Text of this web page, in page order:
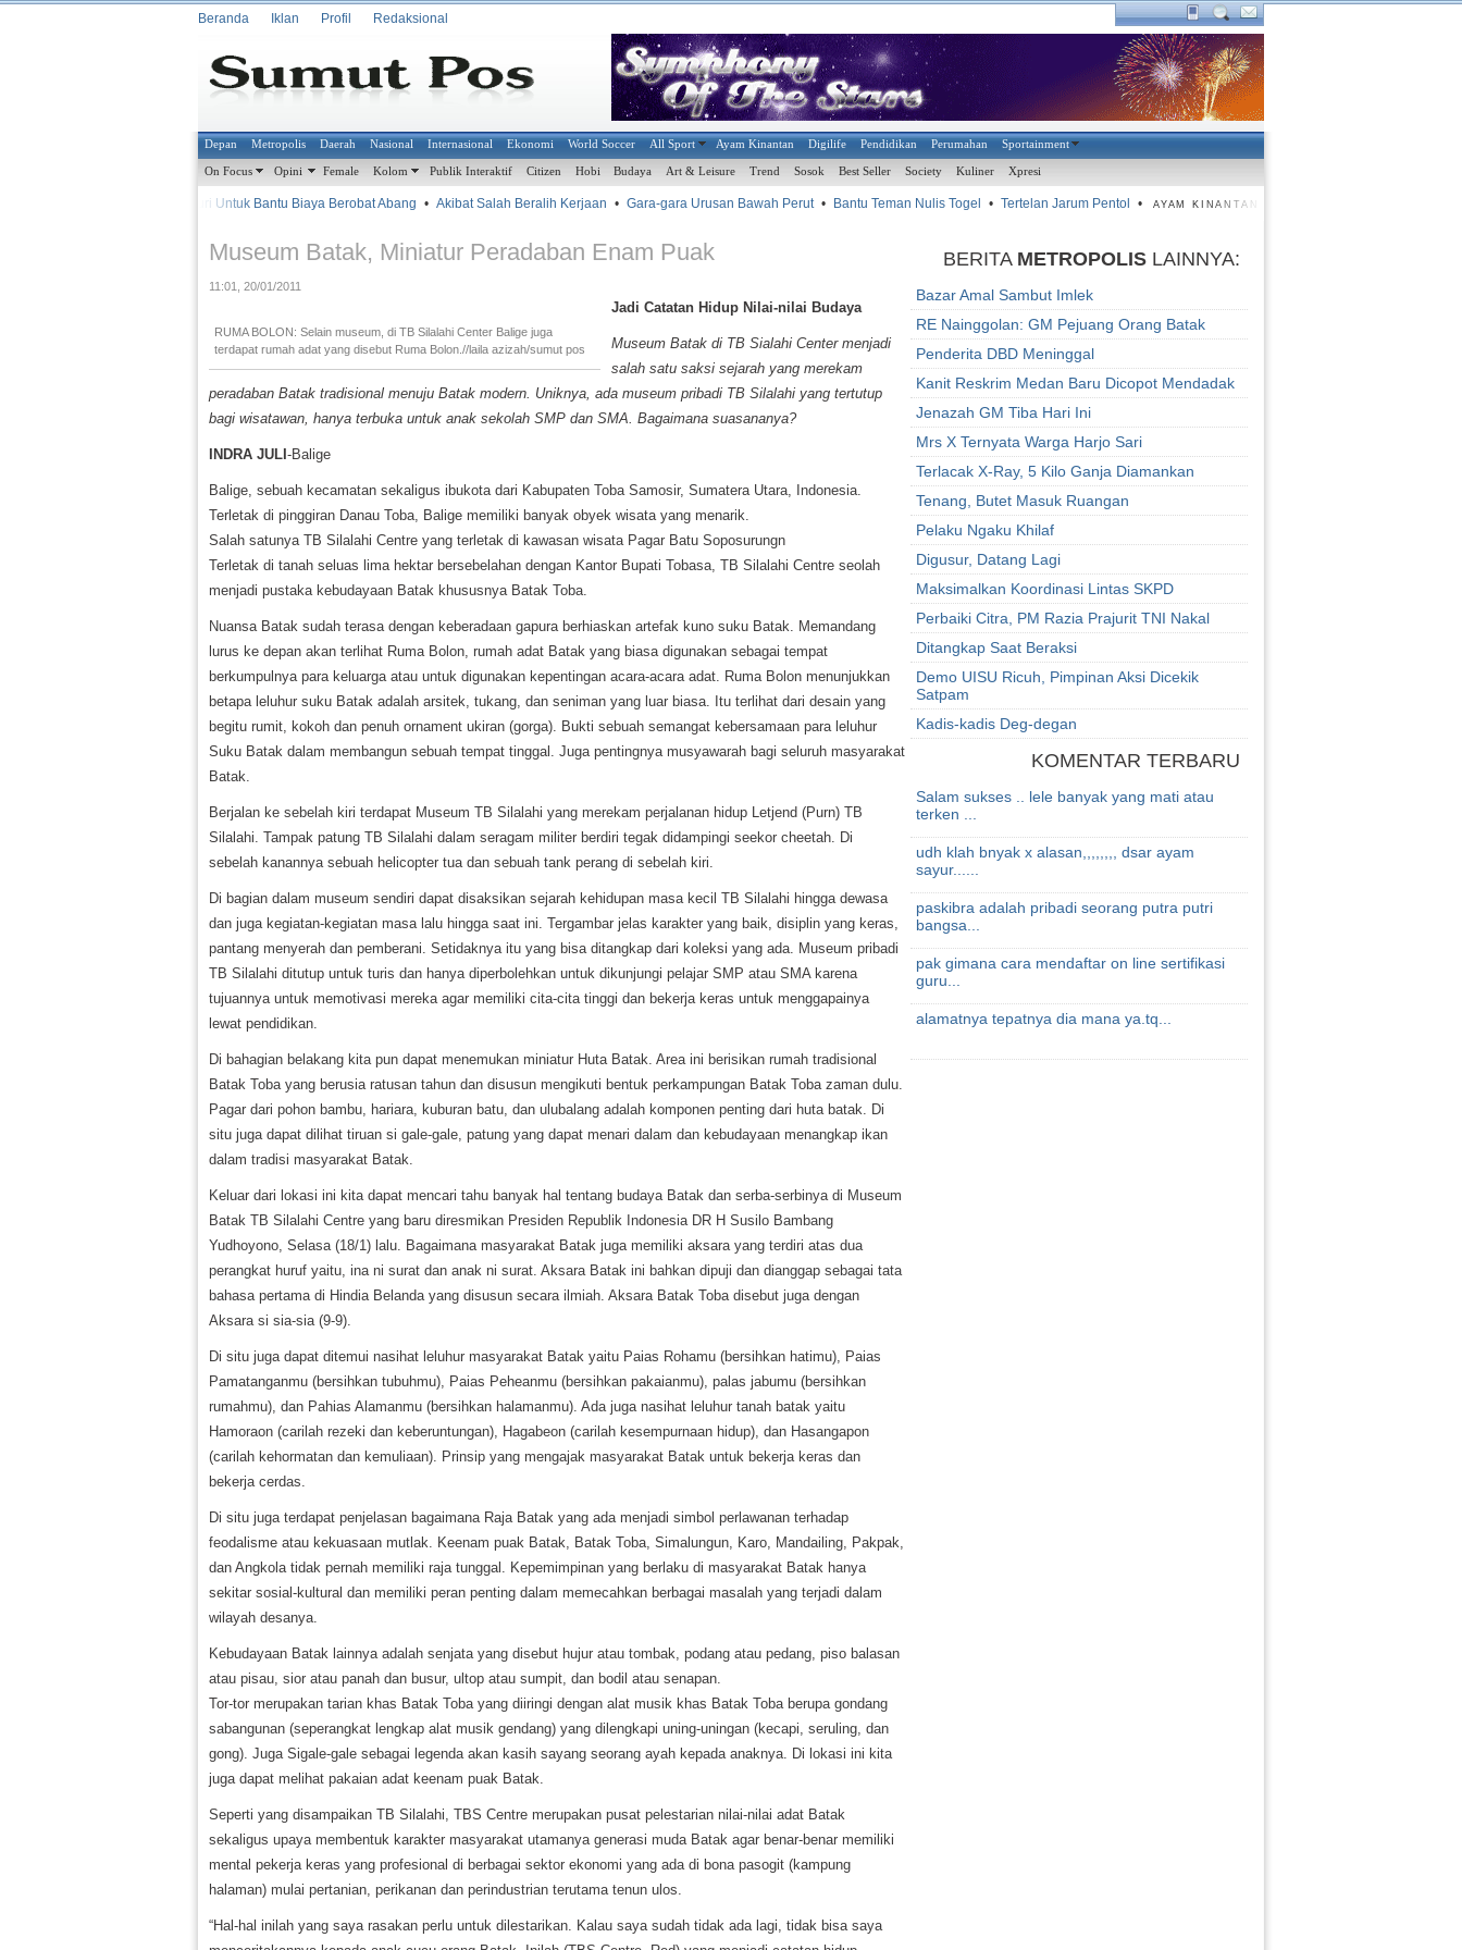
Beranda Iklan Profil Redaksional
Depan Metropolis Daerah Nasional Internasional Ekonomi World Soccer All Sport Ayam Kinantan Digilife Pendidikan Perumahan Sportainment
On Focus Opini Female Kolom Publik Interaktif Citizen Hobi Budaya Art & Leisure Trend Sosok Best Seller Society Kuliner Xpresi
Mencuri Untuk Bantu Biaya Berobat Abang • Akibat Salah Beralih Kerjaan • Gara-gara Urusan Bawah Perut • Bantu Teman Nulis Togel • Tertelan Jarum Pentol • AYAM KINANTAN
Museum Batak, Miniatur Peradaban Enam Puak
11:01, 20/01/2011
RUMA BOLON: Selain museum, di TB Silalahi Center Balige juga
terdapat rumah adat yang disebut Ruma Bolon.//laila azizah/sumut pos
Jadi Catatan Hidup Nilai-nilai Budaya
Museum Batak di TB Sialahi Center menjadi
salah satu saksi sejarah yang merekam
peradaban Batak tradisional menuju Batak modern. Uniknya, ada museum pribadi TB Silalahi yang tertutup
bagi wisatawan, hanya terbuka untuk anak sekolah SMP dan SMA. Bagaimana suasananya?
INDRA JULI -Balige
Balige, sebuah kecamatan sekaligus ibukota dari Kabupaten Toba Samosir, Sumatera Utara, Indonesia.
Terletak di pinggiran Danau Toba, Balige memiliki banyak obyek wisata yang menarik.
Salah satunya TB Silalahi Centre yang terletak di kawasan wisata Pagar Batu Soposurungn
Terletak di tanah seluas lima hektar bersebelahan dengan Kantor Bupati Tobasa, TB Silalahi Centre seolah
menjadi pustaka kebudayaan Batak khususnya Batak Toba.
Nuansa Batak sudah terasa dengan keberadaan gapura berhiaskan artefak kuno suku Batak. Memandang
lurus ke depan akan terlihat Ruma Bolon, rumah adat Batak yang biasa digunakan sebagai tempat
berkumpulnya para keluarga atau untuk digunakan kepentingan acara-acara adat. Ruma Bolon menunjukkan
betapa leluhur suku Batak adalah arsitek, tukang, dan seniman yang luar biasa. Itu terlihat dari desain yang
begitu rumit, kokoh dan penuh ornament ukiran (gorga). Bukti sebuah semangat kebersamaan para leluhur
Suku Batak dalam membangun sebuah tempat tinggal. Juga pentingnya musyawarah bagi seluruh masyarakat
Batak.
Berjalan ke sebelah kiri terdapat Museum TB Silalahi yang merekam perjalanan hidup Letjend (Purn) TB
Silalahi. Tampak patung TB Silalahi dalam seragam militer berdiri tegak didampingi seekor cheetah. Di
sebelah kanannya sebuah helicopter tua dan sebuah tank perang di sebelah kiri.
Di bagian dalam museum sendiri dapat disaksikan sejarah kehidupan masa kecil TB Silalahi hingga dewasa
dan juga kegiatan-kegiatan masa lalu hingga saat ini. Tergambar jelas karakter yang baik, disiplin yang keras,
pantang menyerah dan pemberani. Setidaknya itu yang bisa ditangkap dari koleksi yang ada. Museum pribadi
TB Silalahi ditutup untuk turis dan hanya diperbolehkan untuk dikunjungi pelajar SMP atau SMA karena
tujuannya untuk memotivasi mereka agar memiliki cita-cita tinggi dan bekerja keras untuk menggapainya
lewat pendidikan.
Di bahagian belakang kita pun dapat menemukan miniatur Huta Batak. Area ini berisikan rumah tradisional
Batak Toba yang berusia ratusan tahun dan disusun mengikuti bentuk perkampungan Batak Toba zaman dulu.
Pagar dari pohon bambu, hariara, kuburan batu, dan ulubalang adalah komponen penting dari huta batak. Di
situ juga dapat dilihat tiruan si gale-gale, patung yang dapat menari dalam dan kebudayaan menangkap ikan
dalam tradisi masyarakat Batak.
Keluar dari lokasi ini kita dapat mencari tahu banyak hal tentang budaya Batak dan serba-serbinya di Museum
Batak TB Silalahi Centre yang baru diresmikan Presiden Republik Indonesia DR H Susilo Bambang
Yudhoyono, Selasa (18/1) lalu. Bagaimana masyarakat Batak juga memiliki aksara yang terdiri atas dua
perangkat huruf yaitu, ina ni surat dan anak ni surat. Aksara Batak ini bahkan dipuji dan dianggap sebagai tata
bahasa pertama di Hindia Belanda yang disusun secara ilmiah. Aksara Batak Toba disebut juga dengan
Aksara si sia-sia (9-9).
Di situ juga dapat ditemui nasihat leluhur masyarakat Batak yaitu Paias Rohamu (bersihkan hatimu), Paias
Pamatanganmu (bersihkan tubuhmu), Paias Peheanmu (bersihkan pakaianmu), palas jabumu (bersihkan
rumahmu), dan Pahias Alamanmu (bersihkan halamanmu). Ada juga nasihat leluhur tanah batak yaitu
Hamoraon (carilah rezeki dan keberuntungan), Hagabeon (carilah kesempurnaan hidup), dan Hasangapon
(carilah kehormatan dan kemuliaan). Prinsip yang mengajak masyarakat Batak untuk bekerja keras dan
bekerja cerdas.
Di situ juga terdapat penjelasan bagaimana Raja Batak yang ada menjadi simbol perlawanan terhadap
feodalisme atau kekuasaan mutlak. Keenam puak Batak, Batak Toba, Simalungun, Karo, Mandailing, Pakpak,
dan Angkola tidak pernah memiliki raja tunggal. Kepemimpinan yang berlaku di masyarakat Batak hanya
sekitar sosial-kultural dan memiliki peran penting dalam memecahkan berbagai masalah yang terjadi dalam
wilayah desanya.
Kebudayaan Batak lainnya adalah senjata yang disebut hujur atau tombak, podang atau pedang, piso balasan
atau pisau, sior atau panah dan busur, ultop atau sumpit, dan bodil atau senapan.
Tor-tor merupakan tarian khas Batak Toba yang diiringi dengan alat musik khas Batak Toba berupa gondang
sabangunan (seperangkat lengkap alat musik gendang) yang dilengkapi uning-uningan (kecapi, seruling, dan
gong). Juga Sigale-gale sebagai legenda akan kasih sayang seorang ayah kepada anaknya. Di lokasi ini kita
juga dapat melihat pakaian adat keenam puak Batak.
Seperti yang disampaikan TB Silalahi, TBS Centre merupakan pusat pelestarian nilai-nilai adat Batak
sekaligus upaya membentuk karakter masyarakat utamanya generasi muda Batak agar benar-benar memiliki
mental pekerja keras yang profesional di berbagai sektor ekonomi yang ada di bona pasogit (kampung
halaman) mulai pertanian, perikanan dan perindustrian terutama tenun ulos.
“Hal-hal inilah yang saya rasakan perlu untuk dilestarikan. Kalau saya sudah tidak ada lagi, tidak bisa saya
BERITA METROPOLIS LAINNYA:
Bazar Amal Sambut Imlek
RE Nainggolan: GM Pejuang Orang Batak
Penderita DBD Meninggal
Kanit Reskrim Medan Baru Dicopot Mendadak
Jenazah GM Tiba Hari Ini
Mrs X Ternyata Warga Harjo Sari
Terlacak X-Ray, 5 Kilo Ganja Diamankan
Tenang, Butet Masuk Ruangan
Pelaku Ngaku Khilaf
Digusur, Datang Lagi
Maksimalkan Koordinasi Lintas SKPD
Perbaiki Citra, PM Razia Prajurit TNI Nakal
Ditangkap Saat Beraksi
Demo UISU Ricuh, Pimpinan Aksi Dicekik
Satpam
Kadis-kadis Deg-degan
KOMENTAR TERBARU
Salam sukses .. lele banyak yang mati atau
terken ...
udh klah bnyak x alasan,,,,,,,, dsar ayam
sayur......
paskibra adalah pribadi seorang putra putri
bangsa...
pak gimana cara mendaftar on line sertifikasi
guru...
alamatnya tepatnya dia mana ya.tq...